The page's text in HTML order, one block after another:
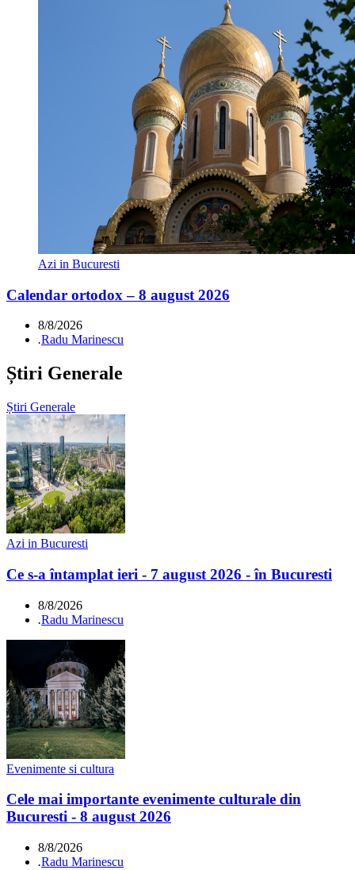
Azi in Bucuresti
Calendar ortodox – 8 august 2026
8/8/2026
.Radu Marinescu
Știri Generale
Știri Generale
Azi in Bucuresti
Ce s-a întamplat ieri - 7 august 2026 - în Bucuresti
8/8/2026
.Radu Marinescu
Evenimente si cultura
Cele mai importante evenimente culturale din
Bucuresti - 8 august 2026
8/8/2026
.Radu Marinescu